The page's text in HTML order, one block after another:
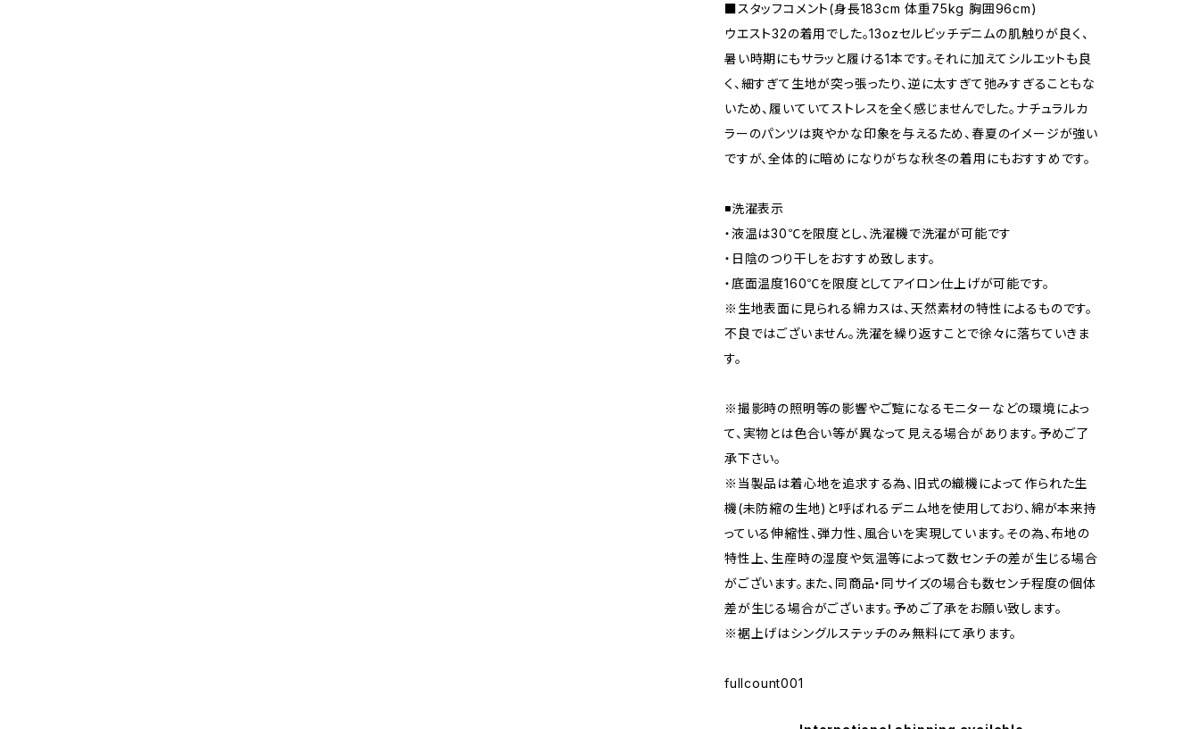
■スタッフコメント(身長183cm 体重75kg 胸囲96cm)
ウエスト32の着用でした。13ozセルビッチデニムの肌触りが良く、
暑い時期にもサラッと履ける1本です。それに加えてシルエットも良
く、細すぎて生地が突っ張ったり、逆に太すぎて弛みすぎることもな
いため、履いていてストレスを全く感じませんでした。ナチュラルカ
ラーのパンツは爽やかな印象を与えるため、春夏のイメージが強い
ですが、全体的に暗めになりがちな秋冬の着用にもおすすめです。
◾️洗濯表示
・液温は30℃を限度とし、洗濯機で洗濯が可能です
・日陰のつり干しをおすすめ致します。
・底面温度160℃を限度としてアイロン仕上げが可能です。
※生地表面に見られる綿カスは、天然素材の特性によるものです。
不良ではございません。洗濯を繰り返すことで徐々に落ちていきま
す。
※撮影時の照明等の影響やご覧になるモニターなどの環境によっ
て、実物とは色合い等が異なって見える場合があります。予めご了
承下さい。
※当製品は着心地を追求する為、旧式の織機によって作られた生
機(未防縮の生地)と呼ばれるデニム地を使用しており、綿が本来持
っている伸縮性、弾力性、風合いを実現しています。その為、布地の
特性上、生産時の湿度や気温等によって数センチの差が生じる場合
がございます。また、同商品・同サイズの場合も数センチ程度の個体
差が生じる場合がございます。予めご了承をお願い致します。
※裾上げはシングルステッチのみ無料にて承ります。
fullcount001